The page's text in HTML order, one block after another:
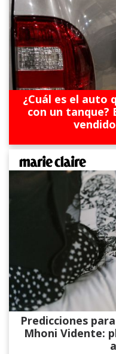
¿Cuál es el auto
con un tanque?
Predicciones
Mhoni Vidente: